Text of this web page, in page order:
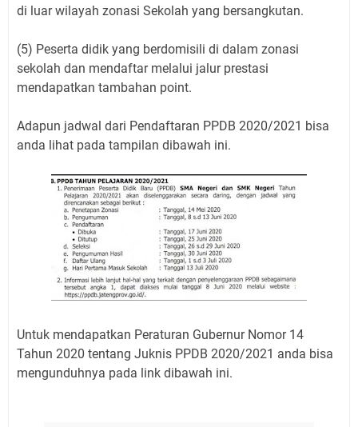
di luar wilayah zonasi Sekolah yang bersangkutan.
(5) Peserta didik yang berdomisili di dalam zonasi
sekolah dan mendaftar melalui jalur prestasi
mendapatkan tambahan point.
Adapun jadwal dari Pendaftaran PPDB 2020/2021 bisa
anda lihat pada tampilan dibawah ini.
Untuk mendapatkan Peraturan Gubernur Nomor 14
Tahun 2020 tentang Juknis PPDB 2020/2021 anda bisa
mengunduhnya pada link dibawah ini.